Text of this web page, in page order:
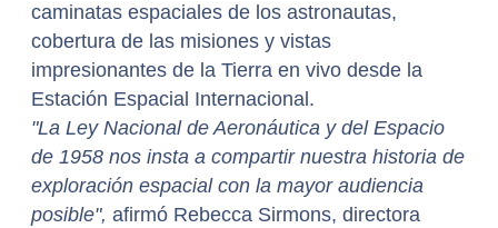
caminatas espaciales de los astronautas,
cobertura de las misiones y vistas
impresionantes de la Tierra en vivo desde la
Estación Espacial Internacional.
"La Ley Nacional de Aeronáutica y del Espacio
de 1958 nos insta a compartir nuestra historia de
exploración espacial con la mayor audiencia
posible", afirmó Rebecca Sirmons, directora